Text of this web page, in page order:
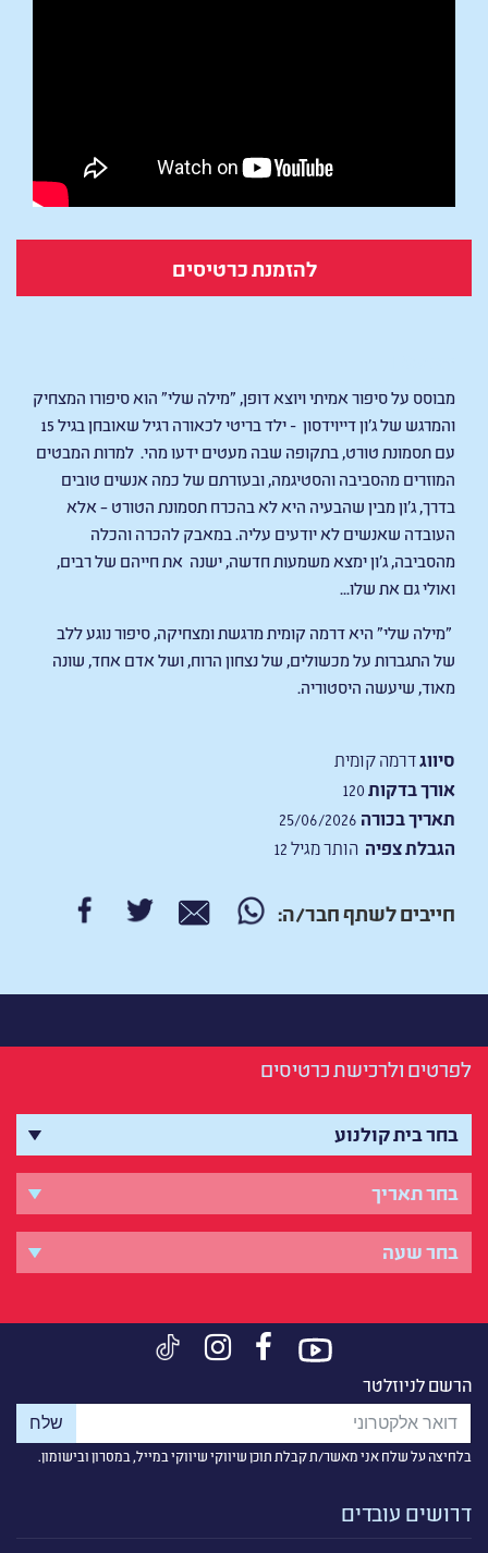
להזמנת כרטיסים
מבוסס על סיפור אמיתי ויוצא דופן, "מילה שלי" הוא סיפורו המצחיק
והמרגש של ג'ון דייוידסון - ילד בריטי לכאורה רגיל שאובחן בגיל 15
עם תסמונת טורט, בתקופה שבה מעטים ידעו מהי. למרות המבטים
המוזרים מהסביבה והסטיגמה, ובעזרתם של כמה אנשים טובים
בדרך, ג'ון מבין שהבעיה היא לא בהכרח תסמונת הטורט – אלא
העובדה שאנשים לא יודעים עליה. במאבק להכרה והכלה
מהסביבה, ג'ון ימצא משמעות חדשה, ישנה את חייהם של רבים,
ואולי גם את שלו...
"מילה שלי" היא דרמה קומית מרגשת ומצחיקה, סיפור נוגע ללב
של התגברות על מכשולים, של נצחון הרוח, ושל אדם אחד, שונה
מאוד, שיעשה היסטוריה.
סיווגדרמה קומית
אורך בדקות
תאריך בכורה
הגבלת צפיה הותר מגיל 12
חייבים לשתף חבר/ה:
לפרטים ולרכישת כרטיסים
הרשם לניוזלטר
בלחיצה על שלח אני מאשר/ת קבלת תוכן שיווקי שיווקי במייל, במסרון ובישומון.
דרושים עובדים